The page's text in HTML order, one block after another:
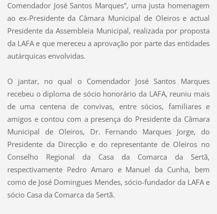
Comendador José Santos Marques”, uma justa homenagem
ao ex-Presidente da Câmara Municipal de Oleiros e actual
Presidente da Assembleia Municipal, realizada por proposta
da LAFA e que mereceu a aprovação por parte das entidades
autárquicas envolvidas.
O jantar, no qual o Comendador José Santos Marques
recebeu o diploma de sócio honorário da LAFA, reuniu mais
de uma centena de convivas, entre sócios, familiares e
amigos e contou com a presença do Presidente da Câmara
Municipal de Oleiros, Dr. Fernando Marques Jorge, do
Presidente da Direcção e do representante de Oleiros no
Conselho Regional da Casa da Comarca da Sertã,
respectivamente Pedro Amaro e Manuel da Cunha, bem
como de José Domingues Mendes, sócio-fundador da LAFA e
sócio Casa da Comarca da Sertã.